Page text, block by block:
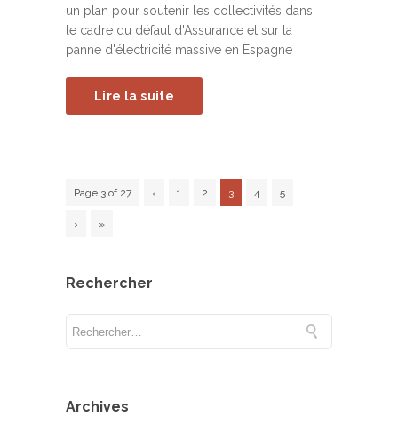
un plan pour soutenir les collectivités dans
le cadre du défaut d'Assurance et sur la
panne d'électricité massive en Espagne
Lire la suite
Page 3 of 27 ‹ 1 2 3 4 5
› »
Rechercher
Archives